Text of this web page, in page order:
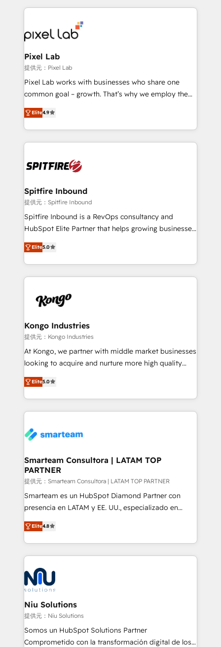
the marketing and technology end of HubSpot,
from end-to-end. Teams of marketing specialists,
developers, copywriters and designers work side by
side to meet the specific demands of every client
and project. Dedicated HubSpot teams combine all
skills for HubSpot projects from strategy to
implementation and training. Skilled in-house
complex API integrations with external platforms.
Working from several campuses across Belgium, The
such as Brussels Airport, Volvo, Farmaline, Agilitas,
Streamz and Michelin.
Pixel Lab
提供元：Pixel Lab
Pixel Lab works with businesses who share one
common goal – growth. That’s why we employ the
latest innovations in disruptive technology in our
approach to web design, sales enablement and
inbound marketing that deliver month-on-month
growth for our client's businesses. These methods
exactly where your marketing budget is being used
and overall revenue to a level not feasible with
traditional methods. If you’re a frustrated marketing
manager or business owner sick of wasting budget
with generic agencies and their outdated methods,
just like yours attract more high-quality leads
throughout each stage of the buying cycle with
enable sales teams with the process, technology and
training to smash targets.
Elite4.9
Spitfire Inbound
提供元：Spitfire Inbound
Spitfire Inbound is a RevOps consultancy and
HubSpot Elite Partner that helps growing businesses
design predictable, scalable revenue-driving
strategies. With offices in South Africa and London,
we take a RevOps-led approach that aligns sales,
marketing & service, breaks down silos, and gives
confidence. We deliver end to end strategy and
and technology around a single source of truth to
support sustainable growth and better decision-
making. Working with clients locally and globally, our
expertise includes HubSpot onboarding and CRM
experience strategy, web development, integrations,
and data-driven campaigns. Winners of the first
the community - we are so glad to work with you."
Connect with us to see how we can do better and be
Elite5.0
Kongo Industries
提供元：Kongo Industries
At Kongo, we partner with middle market businesses
looking to acquire and nurture more high quality
leads. We use digital media, marketing cloud,
automation and software integration to drive sales
and, deliver clarity on marketing expenditure.
Elite5.0
Smarteam Consultora | LATAM TOP
PARTNER
提供元：Smarteam Consultora | LATAM TOP PARTNER
Smarteam es un HubSpot Diamond Partner con
presencia en LATAM y EE. UU., especializado en
implementaciones de HubSpot, integraciones API y
optimización de procesos comerciales con IA. Con
más de 6 años de experiencia, hemos liderado 100+
implementaciones conectando HubSpot con SAP,
ERPs, e-commerce, plataformas financieras,
WhatsApp y sistemas logísticos. Nuestro equipo
multicultural trabaja en español, inglés y portugués,
uniendo visión estratégica y excelencia técnica para
generar resultados medibles. Apoyamos a empresas
de construcción, educación, tecnología, retail, e-
commerce, salud, financieras, seguros y servicios,
Elite4.8
Niu Solutions
提供元：Niu Solutions
Somos un HubSpot Solutions Partner
Comprometido con la transformación digital de los